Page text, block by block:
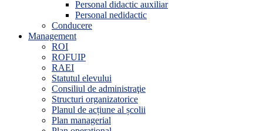
Personal didactic auxiliar
Personal nedidactic
Conducere
Management
ROI
ROFUIP
RAEI
Statutul elevului
Consiliul de administraţie
Structuri organizatorice
Planul de acțiune al școlii
Plan managerial